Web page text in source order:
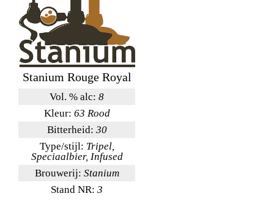
Stanium Rouge Royal
Vol. % alc: 8
Kleur: 63 Rood
Bitterheid: 30
Type/stijl: Tripel,
Speciaalbier, Infused
Brouwerij: Stanium
Stand NR: 3